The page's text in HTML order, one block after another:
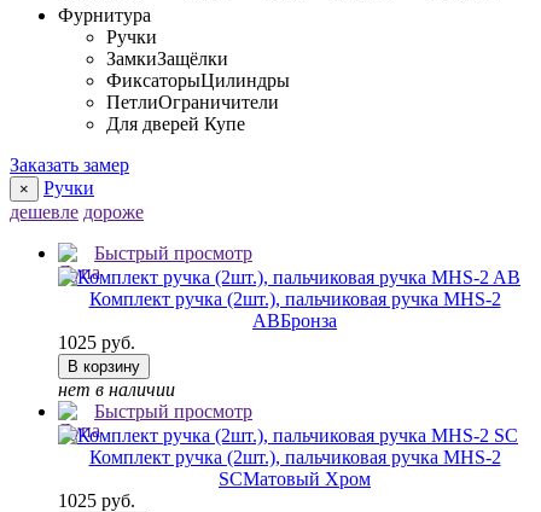
Фурнитура
Ручки
ЗамкиЗащёлки
ФиксаторыЦилиндры
ПетлиОграничители
Для дверей Купе
Заказать замер
×
Ручки
дешевле дороже
Быстрый просмотр
Комплект ручка (2шт.), пальчиковая ручка MHS-2
ABБронза
1025 руб.
В корзину
нет в наличии
Быстрый просмотр
Комплект ручка (2шт.), пальчиковая ручка MHS-2
SCМатовый Хром
1025 руб.